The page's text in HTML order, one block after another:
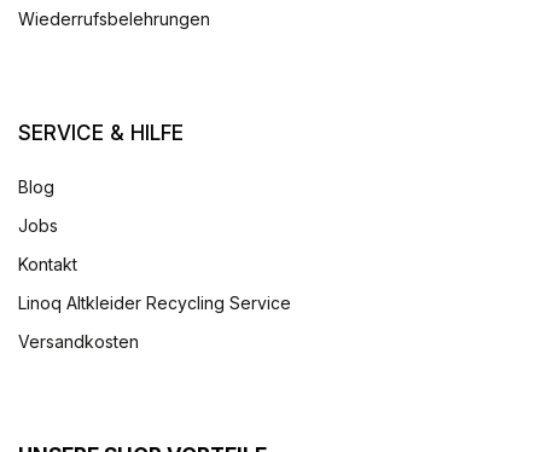
Wiederrufsbelehrungen
SERVICE & HILFE
Blog
Jobs
Kontakt
Linoq Altkleider Recycling Service
Versandkosten